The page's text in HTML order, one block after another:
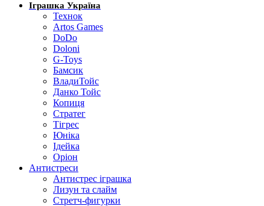
Іграшка Україна
Технок
Artos Games
DoDo
Doloni
G-Toys
Бамсик
ВладиТойс
Данко Тойс
Копиця
Стратег
Тігрес
Юніка
Ідейка
Оріон
Антистреси
Антистрес іграшка
Лизун та слайм
Стретч-фигурки